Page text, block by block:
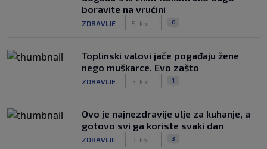
boravite na vrućini
ZDRAVLJE 5. kol. 0
Toplinski valovi jače pogađaju žene
nego muškarce. Evo zašto
ZDRAVLJE 3. kol. 1
Ovo je najnezdravije ulje za kuhanje, a
gotovo svi ga koriste svaki dan
ZDRAVLJE 3. kol. 3